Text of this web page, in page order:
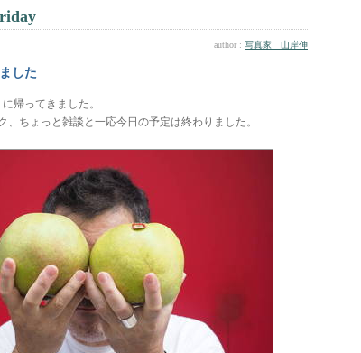
author : 写真家 山岸伸
した
帰ってきました。
、ちょっと雑談と一応今日の予定は終わりました。